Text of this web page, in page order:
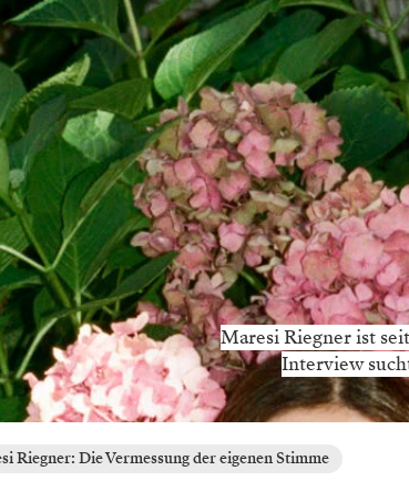
Maresi Riegner ist
Interview
Riegner: Die Vermessung der eigenen Stimme